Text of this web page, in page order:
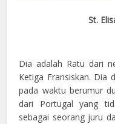
St.
Dia adalah Ratu dari
Ketiga Fransiskan. Dia
pada waktu berumur
dari Portugal yang
sebagai seorang juru